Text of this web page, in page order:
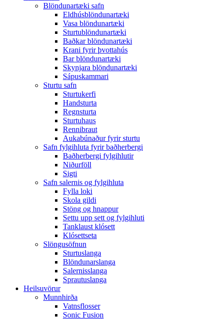
Blöndunartæki safn
Eldhúsblöndunartæki
Vasa blöndunartæki
Sturtublöndunartæki
Baðkar blöndunartæki
Krani fyrir þvottahús
Bar blöndunartæki
Skynjara blöndunartæki
Sápuskammari
Sturtu safn
Sturtukerfi
Handsturta
Regnsturta
Sturtuhaus
Rennibraut
Aukabúnaður fyrir sturtu
Safn fylgihluta fyrir baðherbergi
Baðherbergi fylgihlutir
Niðurföll
Sigti
Safn salernis og fylgihluta
Fylla loki
Skola gildi
Stöng og hnappur
Settu upp sett og fylgihluti
Tanklaust klósett
Klósettseta
Slöngusöfnun
Sturtuslanga
Blöndunarslanga
Salernisslanga
Sprautuslanga
Heilsuvörur
Munnhirða
Vatnsflosser
Sonic Fusion